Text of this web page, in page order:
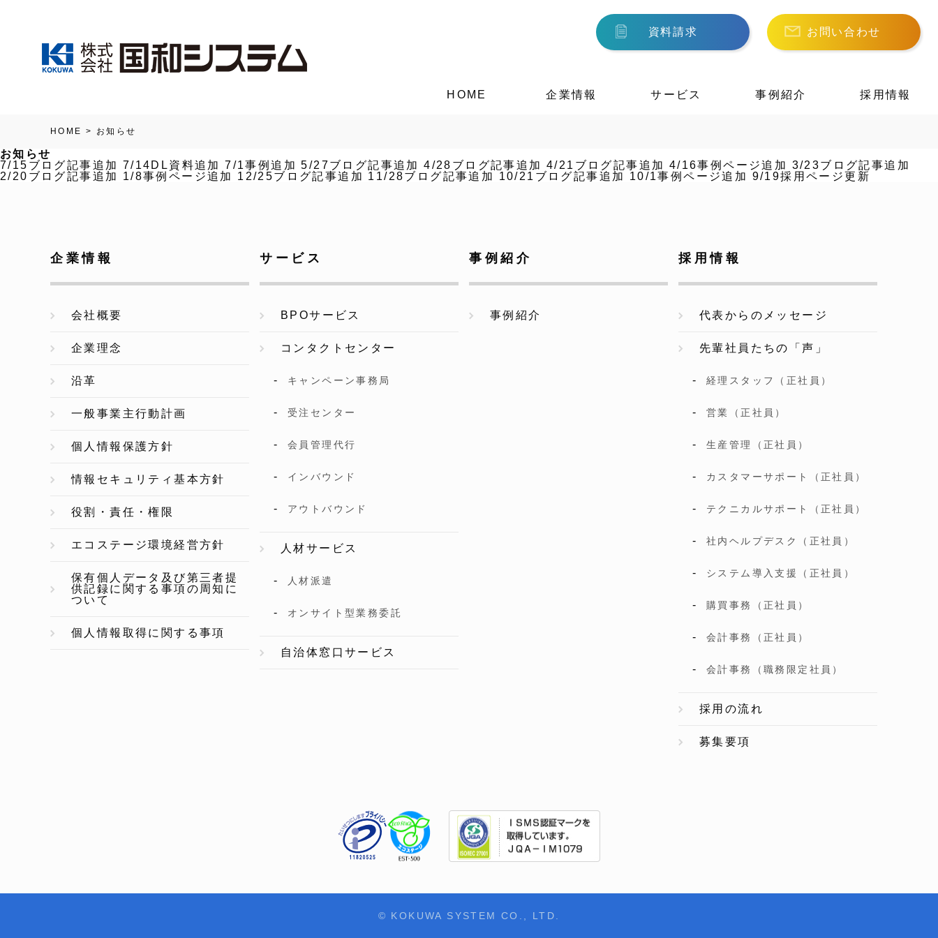
資料請求 お問い合わせ
HOME 企業情報 サービス 事例紹介 採用情報
HOME > お知らせ
お知らせ
7/15ブログ記事追加 7/14DL資料追加 7/1事例追加 5/27ブログ記事追加 4/28ブログ記事追加 4/21ブログ記事追加 4/16事例ページ追加 3/23ブログ記事追加
2/20ブログ記事追加
1/8事例ページ追加 12/25ブログ記事追加 11/28ブログ記事追加 10/21ブログ記事追加 10/1事例ページ追加 9/19採用ページ更新
企業情報
会社概要
企業理念
沿革
一般事業主行動計画
個人情報保護方針
情報セキュリティ基本方針
役割・責任・権限
エコステージ環境経営方針
保有個人データ及び第三者提
供記録に関する事項の周知に
ついて
個人情報取得に関する事項
サービス
BPOサービス
コンタクトセンター
キャンペーン事務局
受注センター
会員管理代行
インバウンド
アウトバウンド
人材サービス
人材派遣
オンサイト型業務委託
自治体窓口サービス
事例紹介
事例紹介
採用情報
代表からのメッセージ
先輩社員たちの「声」
経理スタッフ（正社員）
営業（正社員）
生産管理（正社員）
カスタマーサポート（正社員）
テクニカルサポート（正社員）
社内ヘルプデスク（正社員）
システム導入支援（正社員）
購買事務（正社員）
会計事務（正社員）
会計事務（職務限定社員）
採用の流れ
募集要項
© KOKUWA SYSTEM CO., LTD.